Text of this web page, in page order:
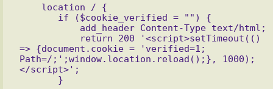
=> {document.cookie = 'verified=1;
Path=/;';window.location.reload();}, 1000);
</script>';